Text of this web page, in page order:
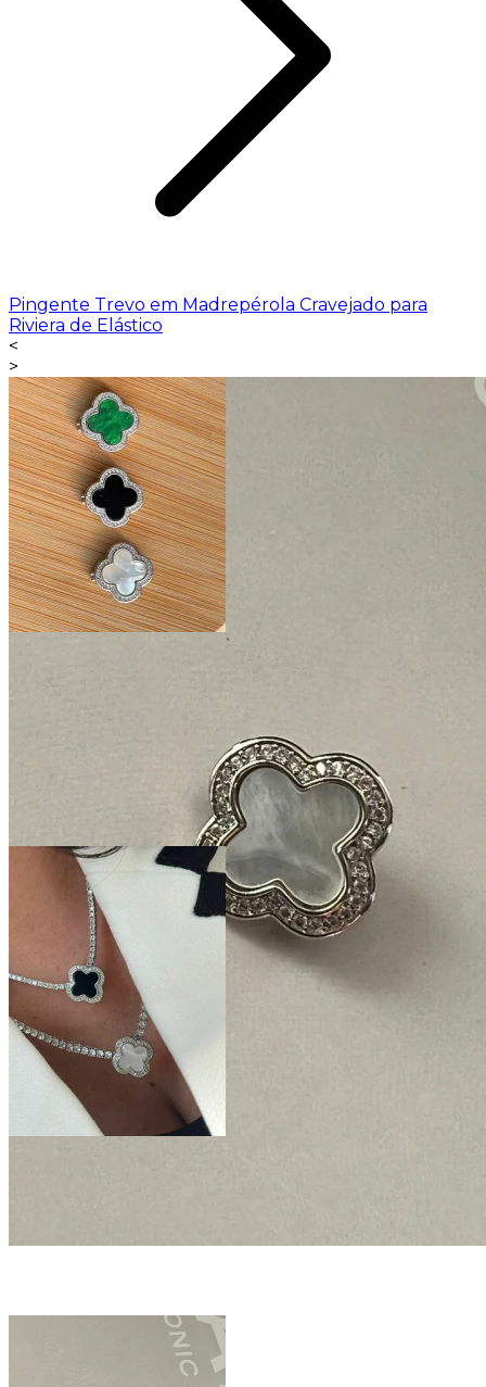
Pingente Trevo em Madrepérola Cravejado para
Riviera de Elástico
<
>